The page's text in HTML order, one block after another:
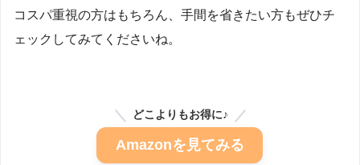
コスパ重視の方はもちろん、手間を省きたい方もぜひチ
ェックしてみてくださいね。
どこよりもお得に♪
Amazonを見てみる